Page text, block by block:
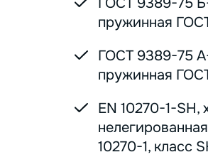
пружинная
ГОСТ 9389-75
пружинная
EN 10270-1-SH,
10270-1, класс